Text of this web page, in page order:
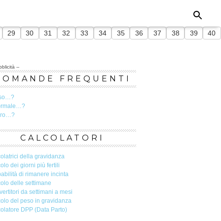
29 30 31 32 33 34 35 36 37 38 39 40
--
FREQUENTI
CALCOLATORI
della gravidanza
dei giorni più fertili
di rimanere incinta
delle settimane
da settimani a mesi
del peso in gravidanza
DPP (Data Parto)